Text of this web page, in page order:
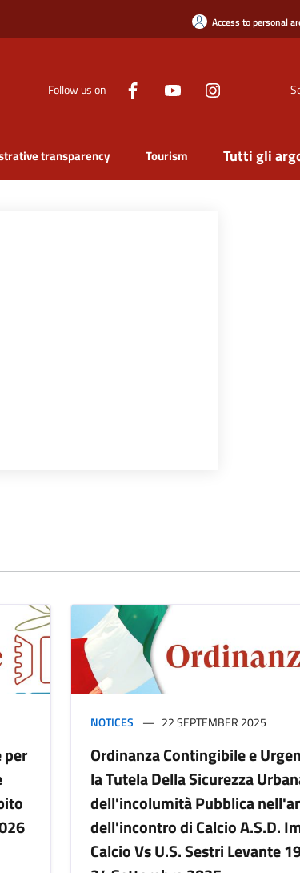
Access to personal
Follow us on
transparency Tourism Tutti gli
per
NOTICES 22 SEPTEMBER 2025
Ordinanza Contingibile e
la Tutela Della Sicurezza
dell'incolumità Pubblica
dell'incontro di Calcio A.S.D.
Calcio Vs U.S. Sestri Levante